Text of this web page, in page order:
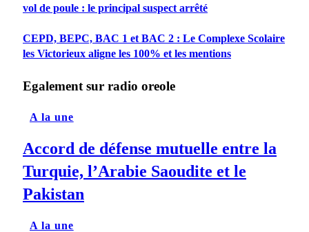
vol de poule : le principal suspect arrêté
CEPD, BEPC, BAC 1 et BAC 2 : Le Complexe Scolaire
les Victorieux aligne les 100% et les mentions
Egalement sur radio oreole
A la une
Accord de défense mutuelle entre la
Turquie, l’Arabie Saoudite et le
Pakistan
A la une